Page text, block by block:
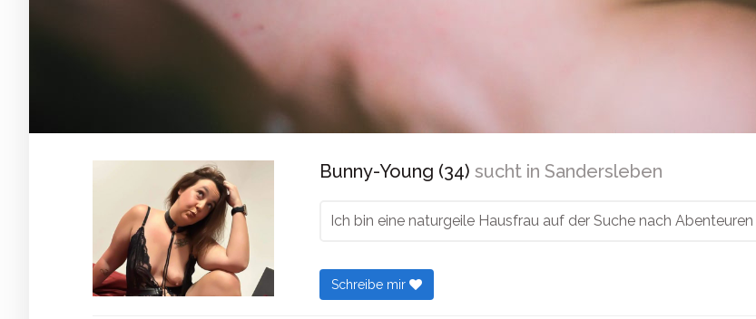
Bunny-Young (34) sucht in Sandersleben
Ich bin eine naturgeile Hausfrau auf der Suche nach Abenteuren
Schreibe mir